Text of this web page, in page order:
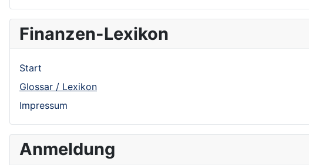
Finanzen-Lexikon
Start
Glossar / Lexikon
Impressum
Anmeldung